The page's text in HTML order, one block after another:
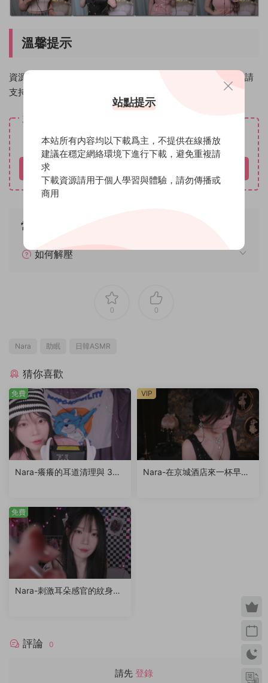
溫馨提示
資源僅限個人學習使用，請在下載後24小時内删除。如喜歡請
支持原創作者！
資源下載
下載價格 免費
常見問題
如何解壓
0 0
Nara 助眠 日韓ASMR
猜你喜歡
Nara-癢癢的耳道清理與 3Dio
免費
Nara-在京城酒店來一杯早餐
VIP
Nara-刺激耳朵感官的紋身情
免費
評論 0
請先 登錄
站點提示
本站所有内容均以下載爲主，不提供在線播放
建議在穩定網絡環境下進行下載，避免重複請
求
下載資源請用于個人學習與體驗，請勿傳播或
商用